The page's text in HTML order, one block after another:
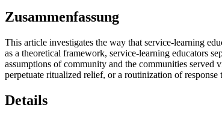
Zusammenfassung
This article investigates the way that service-learning
as a theoretical framework, service-learning educators
assumptions of community and the communities served
perpetuate ritualized relief, or a routinization of response
Details